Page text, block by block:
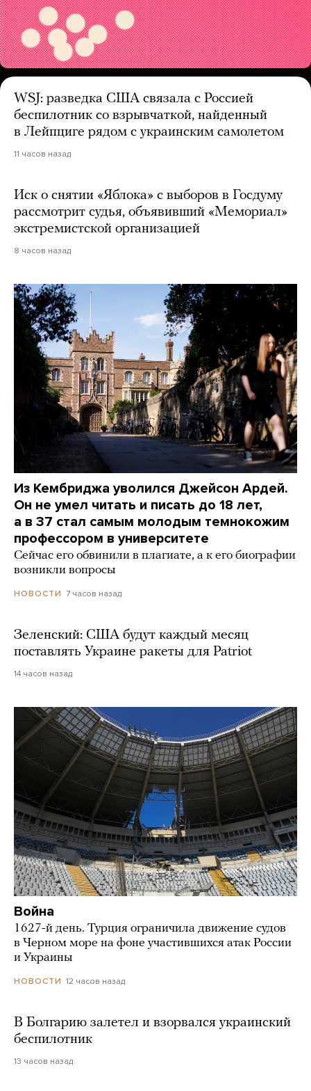
WSJ: разведка США связала с Россией
беспилотник со взрывчаткой, найденный
в Лейпциге рядом с украинским самолетом
11 часов назад
Иск о снятии «Яблока» с выборов в Госдуму
рассмотрит судья, объявивший «Мемориал»
экстремистской организацией
8 часов назад
Из Кембриджа уволился Джейсон Ардей.
Он не умел читать и писать до 18 лет,
а в 37 стал самым молодым темнокожим
профессором в университете
Сейчас его обвинили в плагиате, а к его биографии
возникли вопросы
НОВОСТИ 7 часов назад
Зеленский: США будут каждый месяц
поставлять Украине ракеты для Patriot
14 часов назад
Война
1627-й день. Турция ограничила движение судов
в Черном море на фоне участившихся атак России
и Украины
НОВОСТИ 12 часов назад
В Болгарию залетел и взорвался украинский
беспилотник
13 часов назад